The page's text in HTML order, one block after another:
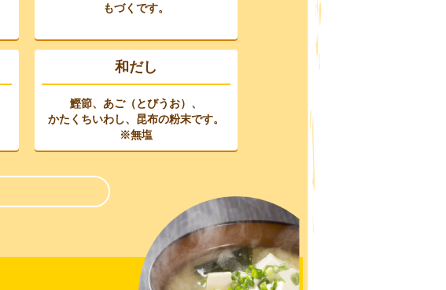
もづくです。
和だし
鰹節、あご（とびうお）、
かたくちいわし、昆布の粉末です。
※無塩